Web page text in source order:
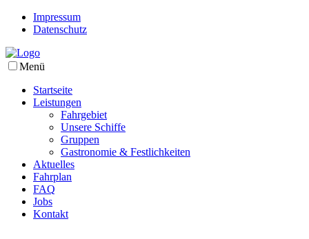
Impressum
Datenschutz
Menü
Startseite
Leistungen
Fahrgebiet
Unsere Schiffe
Gruppen
Gastronomie & Festlichkeiten
Aktuelles
Fahrplan
FAQ
Jobs
Kontakt